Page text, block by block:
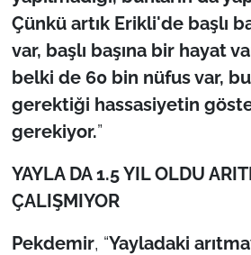
Çünkü artık Erikli'de başlı
var, başlı başına bir hayat
belki de 60 bin nüfus var,
gerektiği hassasiyetin
gerekiyor.”
YAYLA DA 1.5 YIL OLDU
ÇALIŞMIYOR
Pekdemir, “Yayladaki